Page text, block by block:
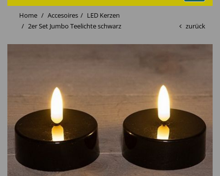
Home
Accesoires
LED Kerzen
2er Set Jumbo Teelichte schwarz
zurück